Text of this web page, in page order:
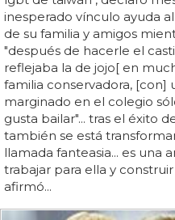
inesperado vínculo ayuda
de su familia y amigos
"después de hacerle el
reflejaba la de jojo[ en
familia conservadora, [con]
marginado en el colegio
gusta bailar"... tras el éxito
también se está
llamada fanteasia... es una
trabajar para ella y
afirmó...